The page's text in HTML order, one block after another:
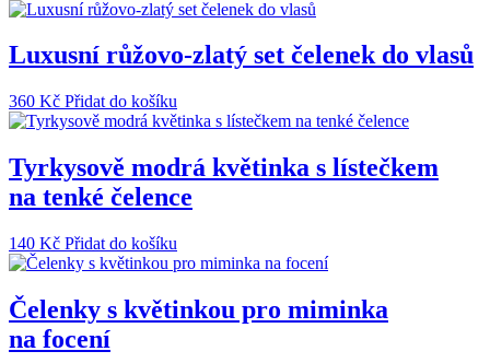
Luxusní růžovo-zlatý set čelenek do vlasů
360 Kč Přidat do košíku
Tyrkysově modrá květinka s lístečkem
na tenké čelence
140 Kč Přidat do košíku
Čelenky s květinkou pro miminka
na focení